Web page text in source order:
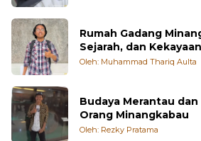
Rumah Gadang
Sejarah, dan
Oleh: Muhammad Thariq Aulta
Budaya Merantau
Orang Minangkabau
Oleh: Rezky Pratama